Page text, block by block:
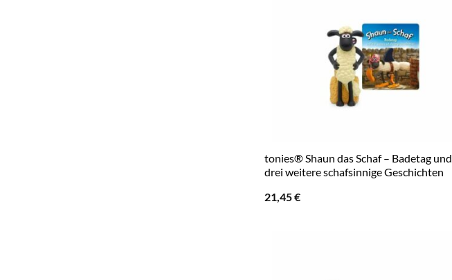
tonies® Shaun das Schaf – Badetag und
drei weitere schafsinnige Geschichten
21,45€